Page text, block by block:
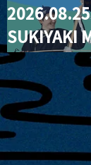
SUKIYAKI
WORLD
FAMILY
ODUCHU
from open
plains